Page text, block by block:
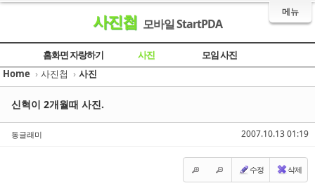
메뉴
사진첩 모바일 StartPDA
홈화면 자랑하기 사진
모임 사진
Home › 사진첩 › 사진
2007.10.13 01:19
신혁이 2개월때 사진.
동글래미
수정 삭제
Sketchbook5, 스케치북5
Sketchbook5, 스케치북5
Sketchbook5, 스케치북5
Sketchbook5, 스케치북5